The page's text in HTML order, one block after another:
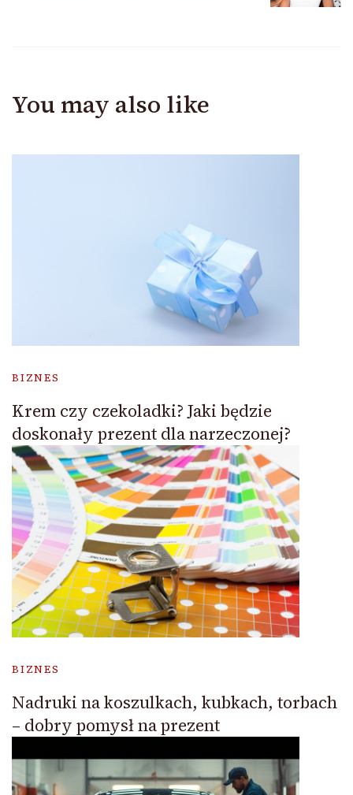
You may also like
BIZNES
Krem czy czekoladki? Jaki będzie
doskonały prezent dla narzeczonej?
BIZNES
Nadruki na koszulkach, kubkach, torbach
– dobry pomysł na prezent